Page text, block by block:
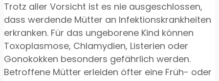
Trotz aller Vorsicht ist es nie ausgeschlossen,
dass werdende Mütter an Infektionskrankheiten
erkranken. Für das ungeborene Kind können
Toxoplasmose, Chlamydien, Listerien oder
Gonokokken besonders gefährlich werden.
Betroffene Mütter erleiden öfter eine Früh- oder